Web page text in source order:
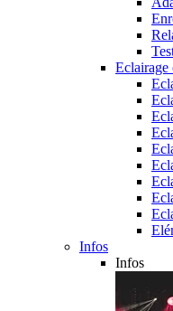
Eclairage
Infos
Infos